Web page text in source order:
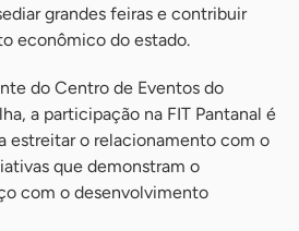
grandes feiras e contribuir
econômico do estado.
do Centro de Eventos do
a participação na FIT Pantanal é
estreitar o relacionamento com o
que demonstram o
com o desenvolvimento